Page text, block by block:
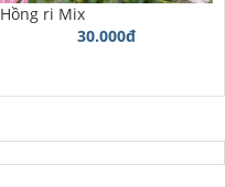
Hồng ri Mix
30.000đ